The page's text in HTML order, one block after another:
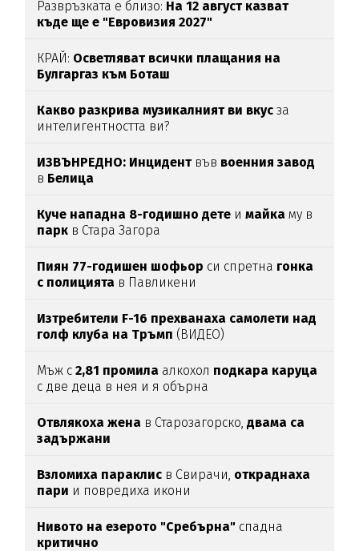
Развръзката е близо: На 12 август казват
къде ще е "Евровизия 2027"
КРАЙ: Осветляват всички плащания на
Булгаргаз към Боташ
Какво разкрива музикалният ви вкус за
интелигентността ви?
ИЗВЪНРЕДНО: Инцидентвъв военния завод
в Белица
Куче нападна 8-годишно дете имайкаму в
парк в Стара Загора
Пиян 77-годишен шофьор си спретна гонка
с полицията в Павликени
Изтребители F-16 прехванаха самолети над
голф клуба на Тръмп (ВИДЕО)
Мъж с2,81 промила алкохол подкара каруца
с две деца в нея и я обърна
Отвлякоха жена в Старозагорско,двама са
задържани
Взломиха параклис в Свирачи, откраднаха
пари и повредиха икони
Нивото на езерото "Сребърна" спадна
критично